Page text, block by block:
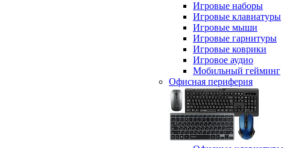
Игровые наборы
Игровые клавиатуры
Игровые мыши
Игровые гарнитуры
Игровые коврики
Игровое аудио
Мобильный гейминг
Офисная периферия